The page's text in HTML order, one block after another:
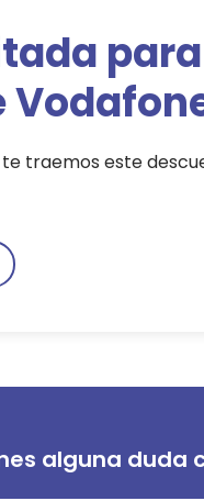
para
traemos este
alguna duda